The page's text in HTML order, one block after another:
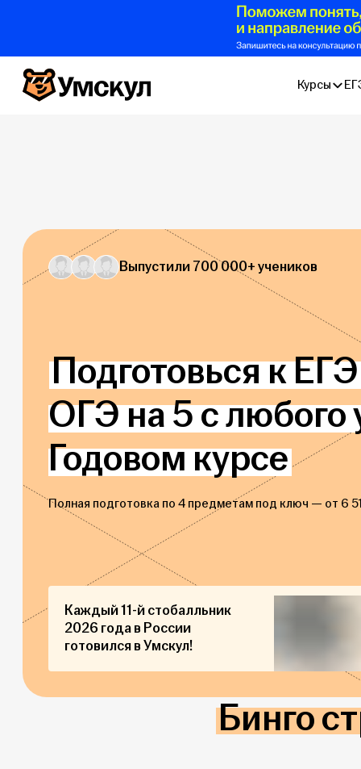
Умскул
Курсы
Выпустили 700 000+ учеников
Подготовься к
ОГЭ на 5 с любого
Годовом курсе
Полная подготовка по 4 предметам под ключ — от 6
Каждый 11-й стобалльник
2026 года в России
готовился в Умскул!
Бинго